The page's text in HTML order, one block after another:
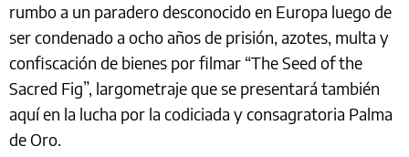
rumbo a un paradero desconocido en Europa luego de
ser condenado a ocho años de prisión, azotes, multa y
confiscación de bienes por filmar “The Seed of the
Sacred Fig”, largometraje que se presentará también
aquí en la lucha por la codiciada y consagratoria Palma
de Oro.